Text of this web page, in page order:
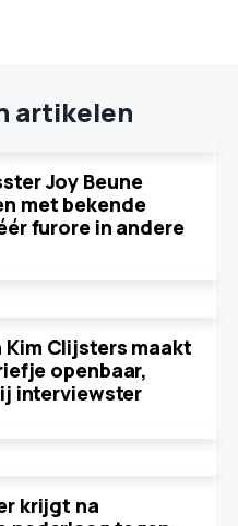
artikelen
Joy Beune
met bekende
furore in andere
Clijsters maakt
openbaar,
interviewster
krijgt na